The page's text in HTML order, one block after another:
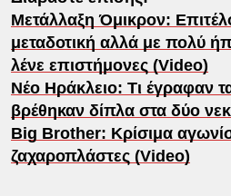
Μετάλλαξη Όμικρον:
μεταδοτική αλλά με πολύ
λένε επιστήμονες (Video)
Νέο Ηράκλειο: Τι έγραφαν
βρέθηκαν δίπλα στα δύο
Big Brother: Κρίσιμα
ζαχαροπλάστες (Video)